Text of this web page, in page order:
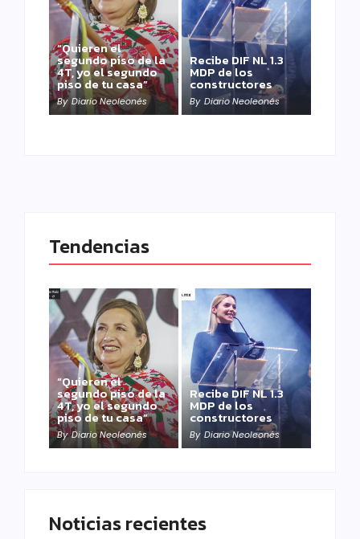
“Quieren el
segundo piso de la
4T, yo el segundo
piso de tu casa”
By Diario Neoleonés
Recibe DIF NL 1.3
MDP de los
constructores
By Diario Neoleonés
Tendencias
“Quieren el
segundo piso de la
4T, yo el segundo
piso de tu casa”
By Diario Neoleonés
Recibe DIF NL 1.3
MDP de los
constructores
By Diario Neoleonés
Noticias recientes